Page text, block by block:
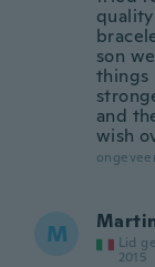
son
things
and
wish
M
Lid
2015